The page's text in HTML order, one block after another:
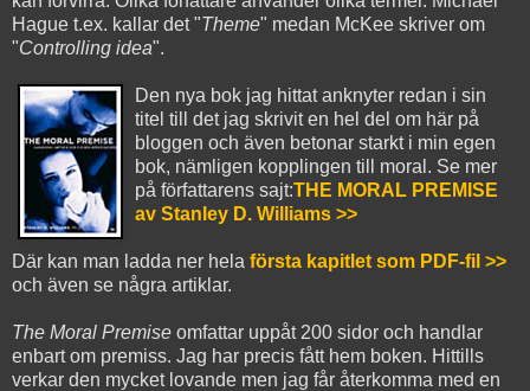
Hague t.ex. kallar det "Theme" medan McKee skriver om
"Controlling idea".
Den nya bok jag hittat anknyter redan i sin
titel till det jag skrivit en hel del om här på
bloggen och även betonar starkt i min egen
bok, nämligen kopplingen till moral. Se mer
på författarens sajt:THE MORAL PREMISE
av Stanley D. Williams >>
Där kan man ladda ner hela första kapitlet som PDF-fil >>
och även se några artiklar.
The Moral Premise omfattar uppåt 200 sidor och handlar
enbart om premiss. Jag har precis fått hem boken. Hittills
verkar den mycket lovande men jag får återkomma med en